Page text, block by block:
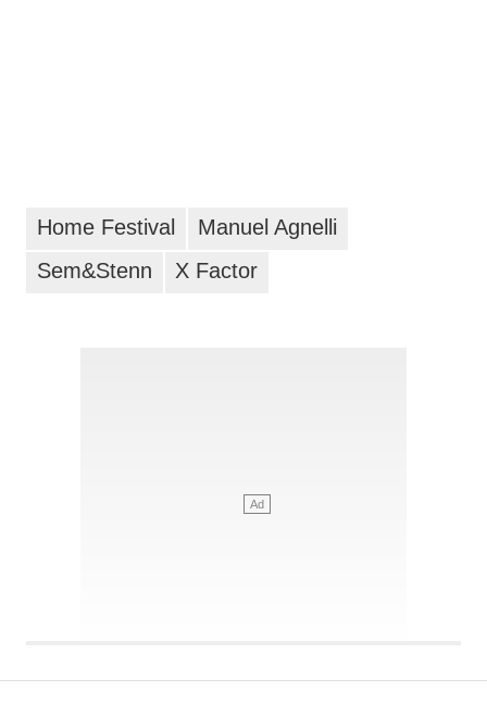
Home Festival
Manuel Agnelli
Sem&Stenn
X Factor